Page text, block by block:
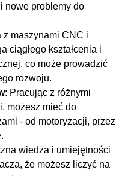
nowe problemy do
z maszynami CNC i
ciągłego kształcenia i
co może prowadzić
rozwoju.
: Pracując z różnymi
możesz mieć do
- od motoryzacji, przez
wiedza i umiejętności
że możesz liczyć na